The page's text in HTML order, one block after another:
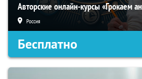
Авторские онлайн-курсы «Грокаем
Россия
Бесплатно